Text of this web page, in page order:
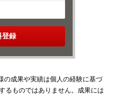
の成果や実績は個人の経験に基づ
るものではありません。成果には